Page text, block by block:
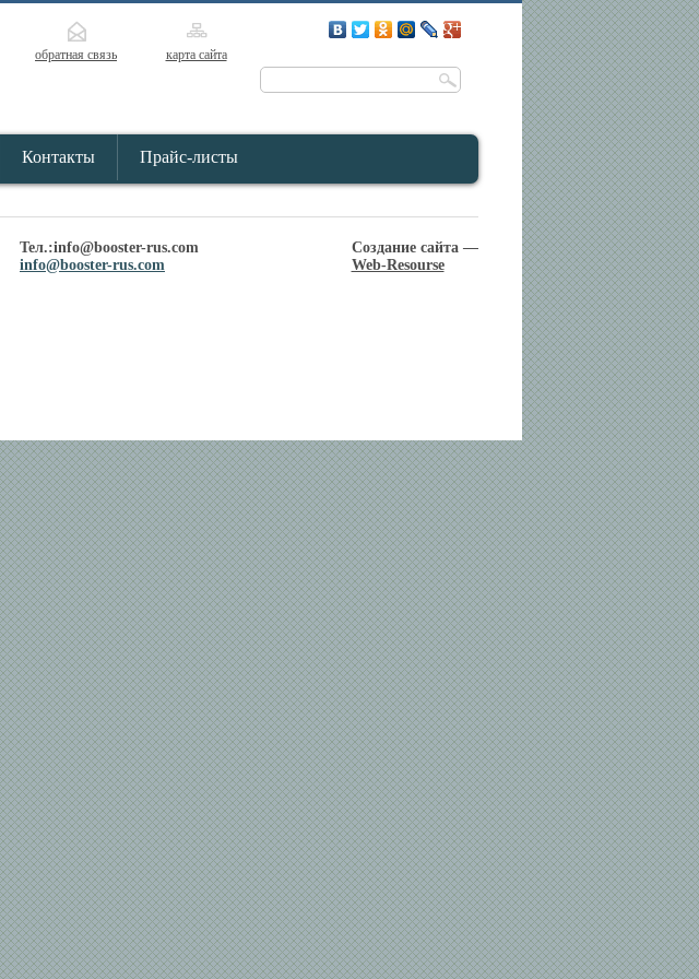
обратная связь карта сайта
Контакты Прайс-листы
Тел.:info@booster-rus.com
info@booster-rus.com
Создание сайта —
Web-Resourse